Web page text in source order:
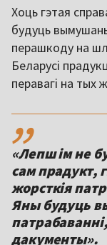
Хоць гэтая
будуць
перашкоду на
Беларусі
перавагі на тых
,,
«Лепш ім не
сам прадукт,
жорсткія
Яны будуць
дакументы».